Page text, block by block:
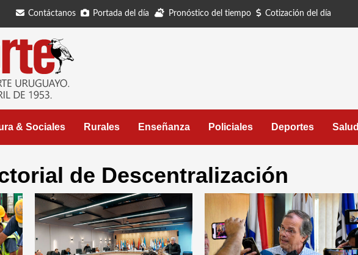
Contáctanos Portada del día Pronóstico del tiempo Cotización del día
& Sociales Rurales Enseñanza Policiales Deportes Salud
de Descentralización